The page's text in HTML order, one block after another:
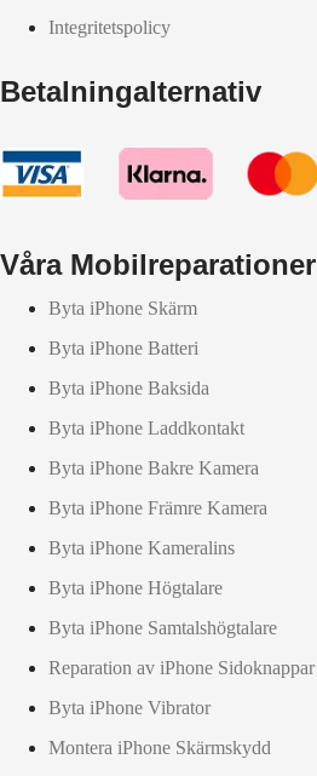
Integritetspolicy
Betalningalternativ
Våra Mobilreparationer
Byta iPhone Skärm
Byta iPhone Batteri
Byta iPhone Baksida
Byta iPhone Laddkontakt
Byta iPhone Bakre Kamera
Byta iPhone Främre Kamera
Byta iPhone Kameralins
Byta iPhone Högtalare
Byta iPhone Samtalshögtalare
Reparation av iPhone Sidoknappar
Byta iPhone Vibrator
Montera iPhone Skärmskydd